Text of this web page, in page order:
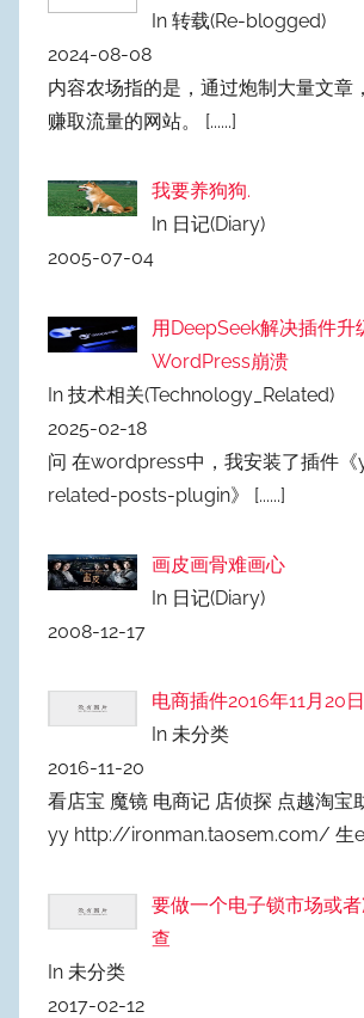
In 转载(Re-blogged)
2024-08-08
内容农场指的是，通过炮制大量文章
赚取流量的网站。 [......]
我要养狗狗.
In 日记(Diary)
2005-07-04
用DeepSeek解决插件升
WordPress崩溃
In 技术相关(Technology_Related)
2025-02-18
问 在wordpress中，我安装了插件
related-posts-plugin》 [......]
画皮画骨难画心
In 日记(Diary)
2008-12-17
电商插件2016年11月20
In 未分类
2016-11-20
看店宝 魔镜 电商记 店侦探 点越淘宝
yy http://ironman.taosem.com/ 生
要做一个电子锁市场或
查
In 未分类
2017-02-12